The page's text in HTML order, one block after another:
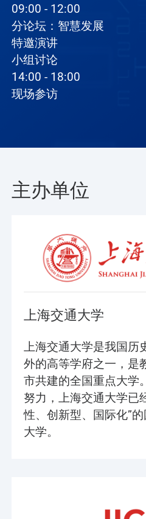
09:00 - 12:00
分论坛：智慧发展
特邀演讲
小组讨论
14:00 - 18:00
现场参访
主办单位
上海交通大学
上海交通大学是我国历
外的高等学府之一，是
市共建的全国重点大学
努力，上海交通大学已
性、创新型、国际化”
大学。